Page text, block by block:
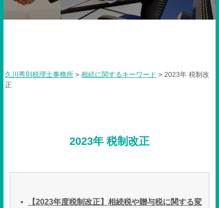
久川秀則税理士事務所 > 相続に関するキーワード > 2023年 税制改
正
2023年 税制改正
【2023年度税制改正】相続税や贈与税に関する変